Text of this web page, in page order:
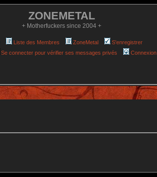
ZONEMETAL
+ Motherfuckers since 2004 +
Liste des Membres ZoneMetal
S'enregistrer
Se connecter pour vérifier ses messages privés Connexion